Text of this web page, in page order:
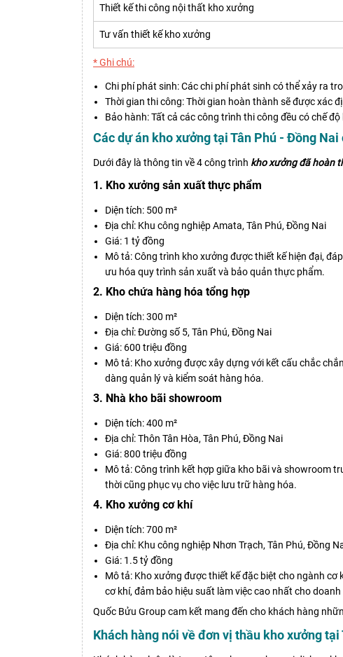
Thiết kế thi công nội thất kho xưởng
Tư vấn thiết kế kho xưởng
* Ghi chú:
Chi phí phát sinh: Các chi phí phát sinh có thể xảy ra
Thời gian thi công: Thời gian hoàn thành sẽ được xác
Bảo hành: Tất cả các công trình thi công đều có chế
Các dự án kho xưởng tại Tân Phú - Đồng
Dưới đây là thông tin về 4 công trình kho xưởng đã hoàn
1. Kho xưởng sản xuất thực phẩm
Diện tích: 500 m²
Địa chỉ: Khu công nghiệp Amata, Tân Phú, Đồng Nai
Giá: 1 tỷ đồng
Mô tả: Công trình kho xưởng được thiết kế hiện đại,
ưu hóa quy trình sản xuất và bảo quản thực phẩm.
2. Kho chứa hàng hóa tổng hợp
Diện tích: 300 m²
Địa chỉ: Đường số 5, Tân Phú, Đồng Nai
Giá: 600 triệu đồng
Mô tả: Kho xưởng được xây dựng với kết cấu chắc
dàng quản lý và kiểm soát hàng hóa.
3. Nhà kho bãi showroom
Diện tích: 400 m²
Địa chỉ: Thôn Tân Hòa, Tân Phú, Đồng Nai
Giá: 800 triệu đồng
Mô tả: Công trình kết hợp giữa kho bãi và showroom
thời cũng phục vụ cho việc lưu trữ hàng hóa.
4. Kho xưởng cơ khí
Diện tích: 700 m²
Địa chỉ: Khu công nghiệp Nhơn Trạch, Tân Phú, Đồng
Giá: 1.5 tỷ đồng
Mô tả: Kho xưởng được thiết kế đặc biệt cho ngành
cơ khí, đảm bảo hiệu suất làm việc cao nhất cho doanh
Quốc Bửu Group cam kết mang đến cho khách hàng
Khách hàng nói về đơn vị thầu kho xưởng tại